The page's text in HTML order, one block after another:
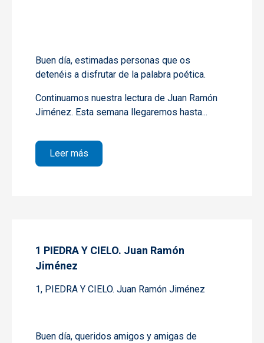
Buen día, estimadas personas que os
detenéis a disfrutar de la palabra poética.
Continuamos nuestra lectura de Juan Ramón
Jiménez. Esta semana llegaremos hasta...
Leer más
1 PIEDRA Y CIELO. Juan Ramón
Jiménez
1, PIEDRA Y CIELO. Juan Ramón Jiménez
Buen día, queridos amigos y amigas de